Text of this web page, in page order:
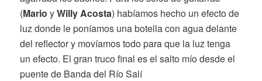
(Mario yWilly Acosta) habíamos hecho un efecto de
luz donde le poníamos una botella con agua delante
del reflector y movíamos todo para que la luz tenga
un efecto. El gran truco final es el salto mío desde el
puente de Banda del Río Salí